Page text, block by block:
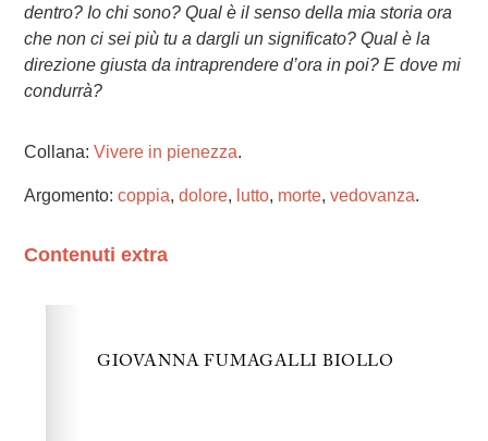
dentro? Io chi sono? Qual è il senso della mia storia ora
che non ci sei più tu a dargli un significato? Qual è la
direzione giusta da intraprendere d’ora in poi? E dove mi
condurrà?
Collana: Vivere in pienezza.
Argomento: coppia, dolore, lutto, morte, vedovanza.
Contenuti extra